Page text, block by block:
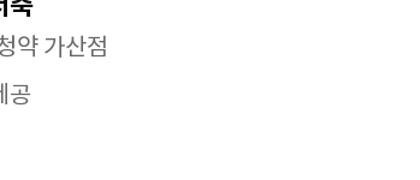
약 가산점
공